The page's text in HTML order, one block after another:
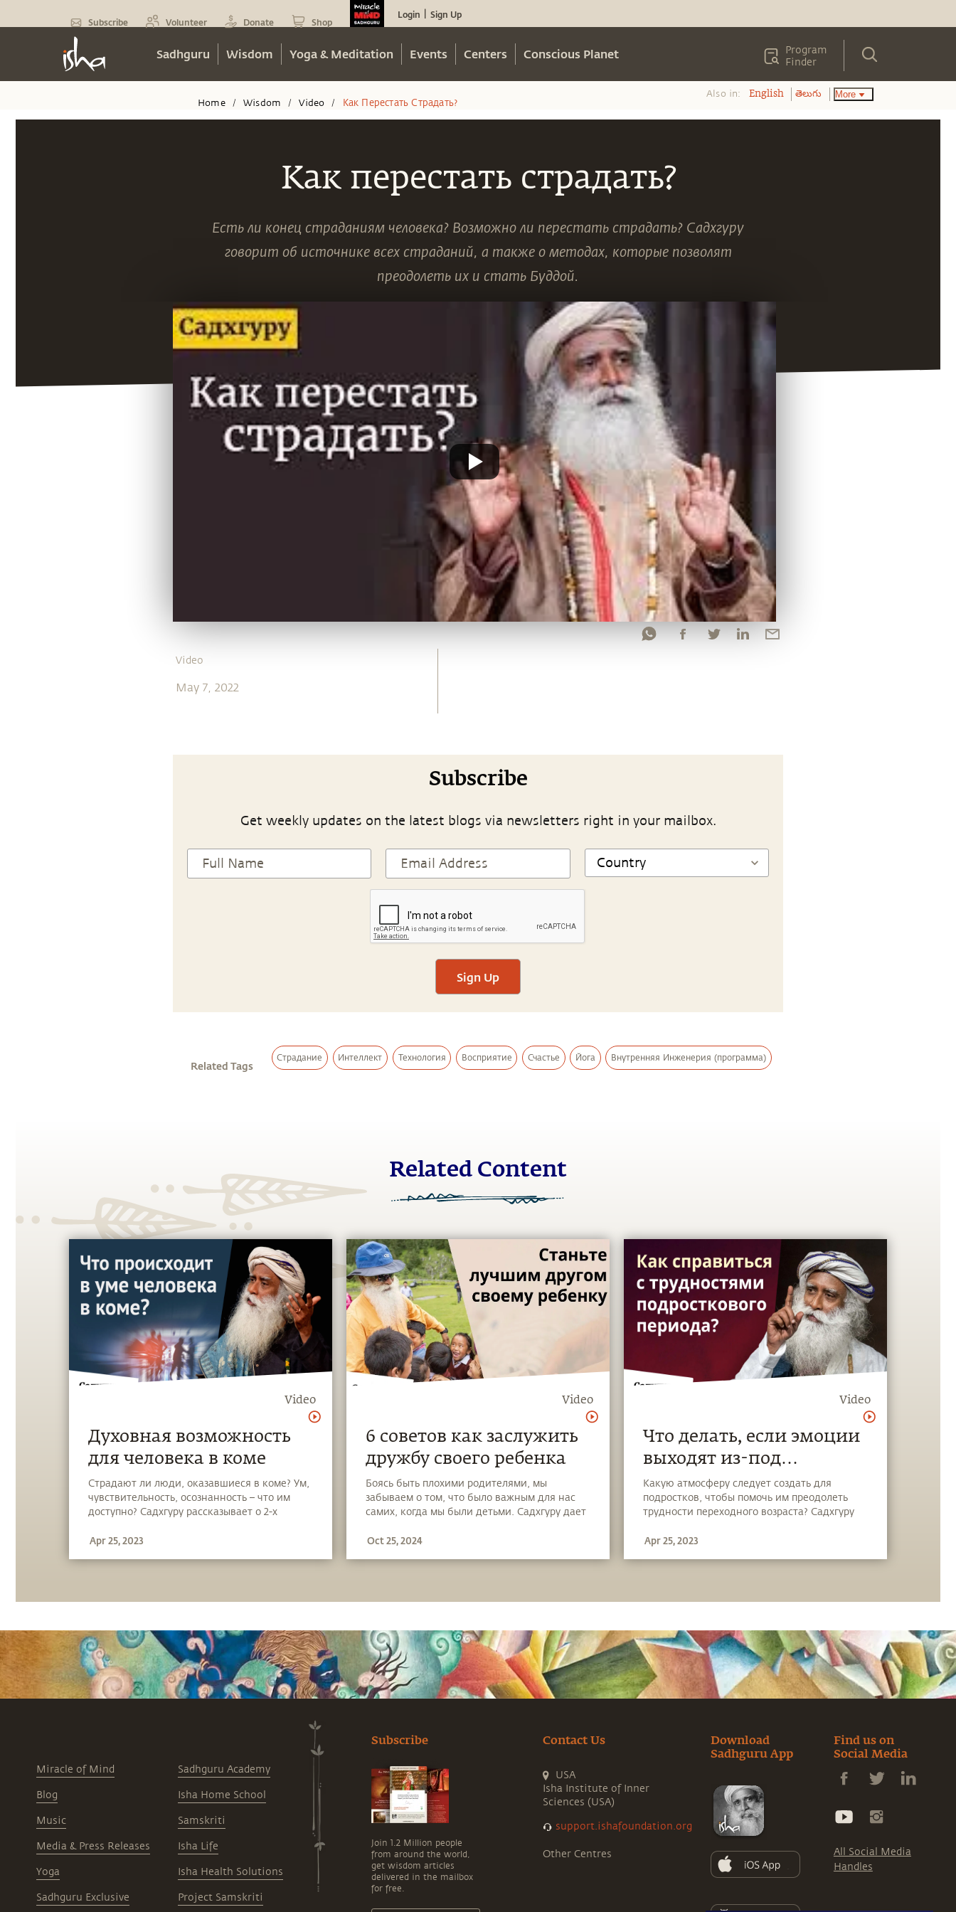
Subscribe Volunteer Donate Shop
Login Sign Up
Sadhguru Wisdom Yoga & Meditation Events Centers Conscious Planet
Program
Finder
Как перестать страдать?
Есть ли конец страданиям человека? Возможно ли перестать страдать? Садхгуру
говорит об источнике всех страданий, а также о методах, которые позволят
преодолеть их и стать Буддой.
Video
May 7, 2022
Subscribe
Get weekly updates on the latest blogs via newsletters right in your mailbox.
Sign Up
Related Tags
Страдание Интеллект Технология Восприятие Счастье Йога Внутренняя Инженерия (программа)
Related Content
Video
Духовная возможность
для человека в коме
Страдают ли люди, оказавшиеся в коме? Ум,
чувствительность, осознанность – что им
доступно? Садхгуру рассказывает о 2-х
состояний. И о том, что в каждом случае
Apr 25, 2023
Video
6 советов как заслужить
дружбу своего ребенка
Боясь быть плохими родителями, мы
забываем о том, что было важным для нас
самих, когда мы были детьми. Садхгуру дает
ребенка другом и развить с ним здоровые
Oct 25, 2024
Video
Что делать, если эмоции
выходят из-под
контроля?
Какую атмосферу следует создать для
подростков, чтобы помочь им преодолеть
трудности переходного возраста? Садхгуру
тревожных расстройств среди молодежи и
Apr 25, 2023
Home / Wisdom / Video / Как Перестать Страдать?
Also in: English తెలుగు More
Miracle of Mind
Blog
Music
Media & Press Releases
Yoga
Sadhguru Exclusive
Sadhguru Academy
Isha Home School
Samskriti
Isha Life
Isha Health Solutions
Project Samskriti
Subscribe
Join 1.2 Million people
from around the world,
get wisdom articles
delivered in the mailbox
for free.
Contact Us
USA
Isha Institute of Inner
Sciences (USA)
support.ishafoundation.org
Other Centres
Download
Sadhguru App
Find us on
Social Media
All Social Media
Handles